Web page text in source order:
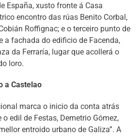
España, xusto fronte á Casa
encontro das rúas Benito Corbal,
Roffignac; e o terceiro punto de
a fachada do edificio de Facenda,
da Ferraría, lugar que acollerá o
loro.
a Castelao
marca o inicio da conta atrás
edil de Festas, Demetrio Gómez,
entroido urbano de Galiza”. A